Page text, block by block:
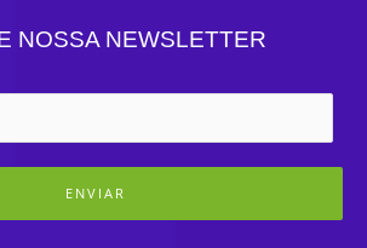
NOSSA NEWSLETTER
ENVIAR